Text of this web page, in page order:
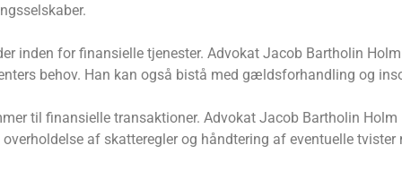
inden for finansielle tjenester. Advokat Jacob Bartholin
behov. Han kan også bistå med gældsforhandling og
til finansielle transaktioner. Advokat Jacob Bartholin
af skatteregler og håndtering af eventuelle tvister